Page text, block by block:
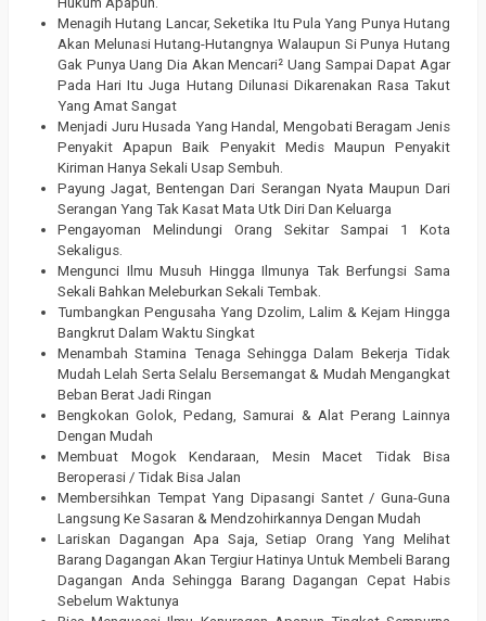
Menagih Hutang Lancar, Seketika Itu Pula Yang Punya Hutang
Akan Melunasi Hutang-Hutangnya Walaupun Si Punya Hutang
Gak Punya Uang Dia Akan Mencari² Uang Sampai Dapat Agar
Pada Hari Itu Juga Hutang Dilunasi Dikarenakan Rasa Takut
Yang Amat Sangat
Menjadi Juru Husada Yang Handal, Mengobati Beragam Jenis
Penyakit Apapun Baik Penyakit Medis Maupun Penyakit
Kiriman Hanya Sekali Usap Sembuh.
Payung Jagat, Bentengan Dari Serangan Nyata Maupun Dari
Serangan Yang Tak Kasat Mata Utk Diri Dan Keluarga
Pengayoman Melindungi Orang Sekitar Sampai 1 Kota
Sekaligus.
Mengunci Ilmu Musuh Hingga Ilmunya Tak Berfungsi Sama
Sekali Bahkan Meleburkan Sekali Tembak.
Tumbangkan Pengusaha Yang Dzolim, Lalim & Kejam Hingga
Bangkrut Dalam Waktu Singkat
Menambah Stamina Tenaga Sehingga Dalam Bekerja Tidak
Mudah Lelah Serta Selalu Bersemangat & Mudah Mengangkat
Beban Berat Jadi Ringan
Bengkokan Golok, Pedang, Samurai & Alat Perang Lainnya
Dengan Mudah
Membuat Mogok Kendaraan, Mesin Macet Tidak Bisa
Beroperasi / Tidak Bisa Jalan
Membersihkan Tempat Yang Dipasangi Santet / Guna-Guna
Langsung Ke Sasaran & Mendzohirkannya Dengan Mudah
Lariskan Dagangan Apa Saja, Setiap Orang Yang Melihat
Barang Dagangan Akan Tergiur Hatinya Untuk Membeli Barang
Dagangan Anda Sehingga Barang Dagangan Cepat Habis
Sebelum Waktunya